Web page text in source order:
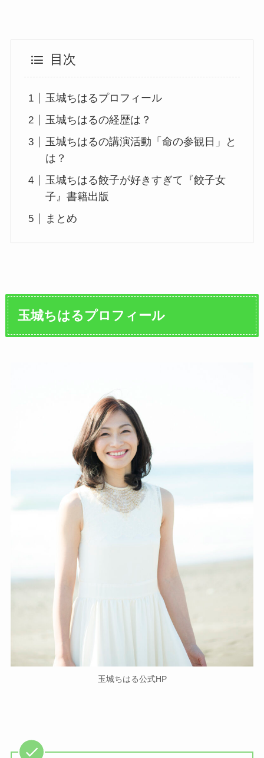
目次
玉城ちはるプロフィール
玉城ちはるの経歴は？
玉城ちはるの講演活動「命の参観日」と
は？
玉城ちはる餃子が好きすぎて『餃子女
子』書籍出版
まとめ
玉城ちはるプロフィール
玉城ちはる公式HP